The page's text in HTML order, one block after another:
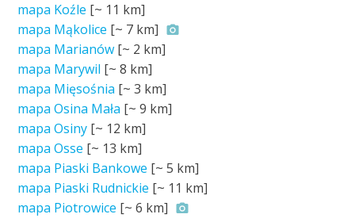
mapa Koźle [~ 11 km]
mapa Mąkolice [~ 7 km]
mapa Marianów [~ 2 km]
mapa Marywil [~8 km]
mapa Mięsośnia [~3 km]
mapa Osina Mała [~9 km]
mapa Osiny [~ 12 km]
mapa Osse [~ 13 km]
mapa Piaski Bankowe [~5 km]
mapa Piaski Rudnickie [~ 11 km]
mapa Piotrowice [~6 km]